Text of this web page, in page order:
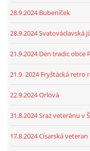
28.9.2024 Bubeníček
28.9.2024 Svatováclavská
21.9.2024 Den tradic obce
21.9. 2024 Fryštácká retro
22.9.2024 Orlová
31.8.2024 Sraz veteránu v
17.8.2024 Císarská